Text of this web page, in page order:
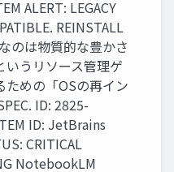
ALERT: LEGACY
REINSTALL
のは物質的な豊かさ
いうリソース管理ゲ
ための「OSの再イン
ID: 2825-
ID: JetBrains
CRITICAL
NotebookLM